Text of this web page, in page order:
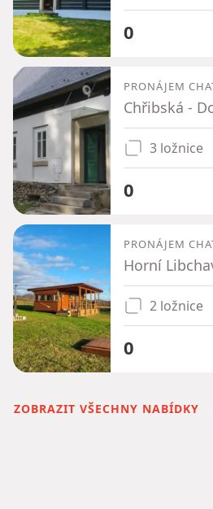
0
PRONÁJEM
3 ložnice
0
PRONÁJEM
2 ložnice
0
ZOBRAZIT VŠECHNY NABÍDKY